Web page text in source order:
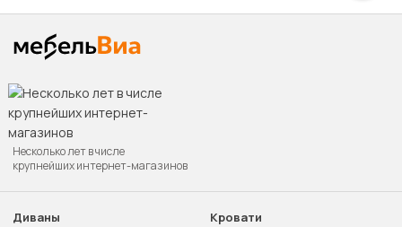
Несколько лет в числе
крупнейших интернет-магазинов
Диваны
Кровати